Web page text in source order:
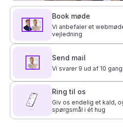
Book møde
Vi anbefaler et
vejledning
Send mail
Vi svarer 9 ud af 10
Ring til os
Giv os endelig et kald,
spørgsmål i ét hug